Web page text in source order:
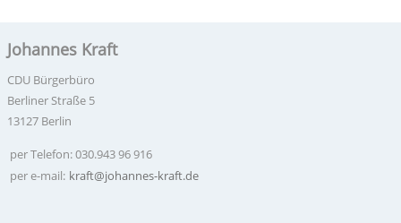
Johannes Kraft
CDU Bürgerbüro
Berliner Straße 5
13127 Berlin
per Telefon: 030.943 96 916
per e-mail: kraft@johannes-kraft.de